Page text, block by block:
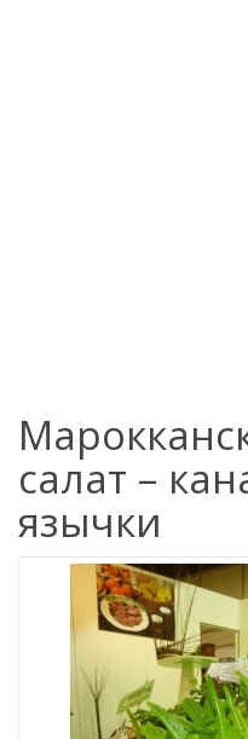
салат –
язычки